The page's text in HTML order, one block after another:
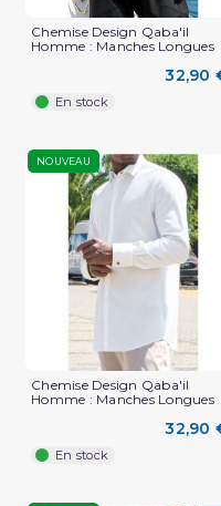
Chemise Design Qaba'il
Homme : Manches Longues
32,90
En stock
NOUVEAU
Chemise Design Qaba'il
Homme : Manches Longues
32,90
En stock